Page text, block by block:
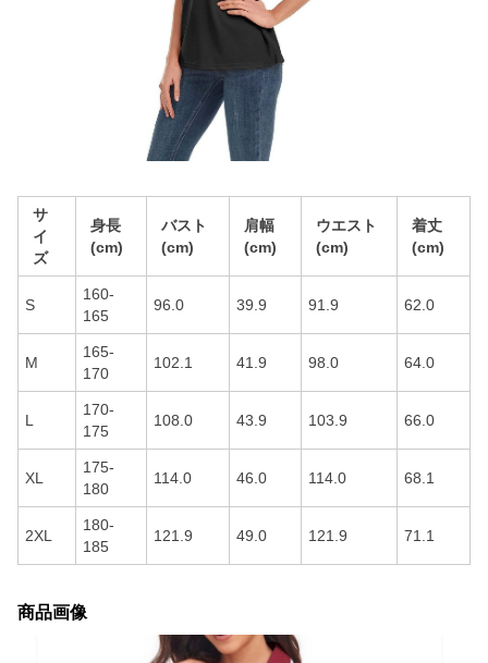
サ
イ
ズ
身長
(cm)
バスト
(cm)
肩幅
(cm)
ウエスト
(cm)
着丈
(cm)
S
160-
165
96.0 39.9 91.9 62.0
M
165-
170
102.1 41.9 98.0 64.0
L
170-
175
108.0 43.9 103.9 66.0
XL
175-
180
114.0 46.0 114.0 68.1
2XL
180-
185
121.9 49.0 121.9 71.1
商品画像